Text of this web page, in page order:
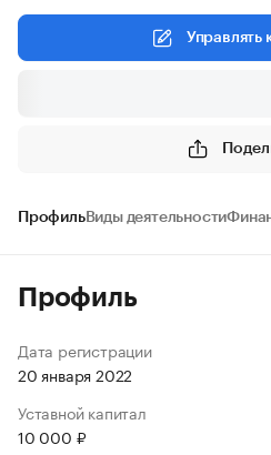
Управлять
ПрофильВиды деятельности
Профиль
Дата регистрации
20 января 2022
Уставной капитал
10 000 ₽